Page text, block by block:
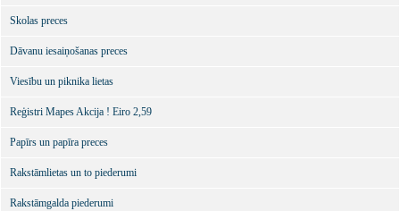
Skolas preces
Dāvanu iesaiņošanas preces
Viesību un piknika lietas
Reģistri Mapes Akcija ! Eiro 2,59
Papīrs un papīra preces
Rakstāmlietas un to piederumi
Rakstāmgalda piederumi